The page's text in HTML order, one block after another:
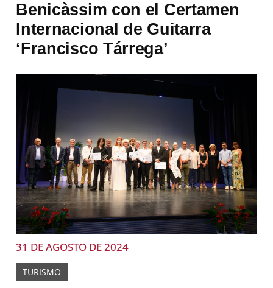
Benicàssim con el Certamen
Internacional de Guitarra
‘Francisco Tárrega’
31 DE AGOSTO DE 2024
TURISMO